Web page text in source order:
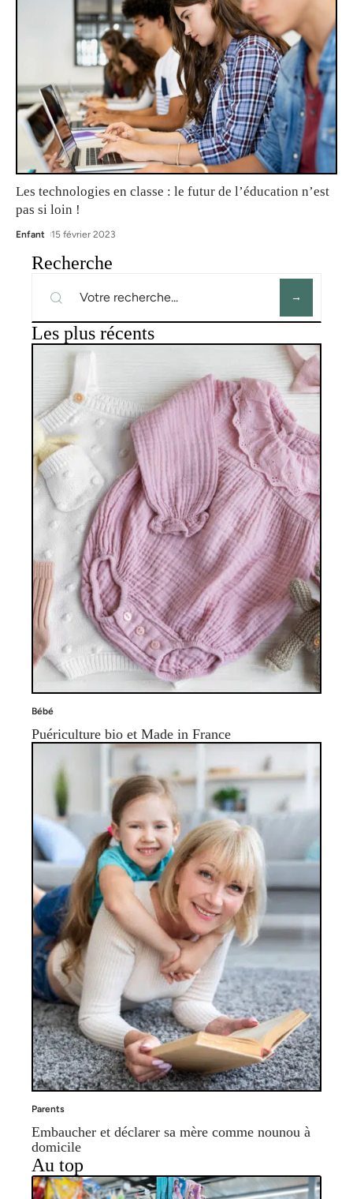
Les technologies en classe : le futur de l’éducation n’est
pas si loin !
Enfant 15 février 2023
Recherche
Les plus récents
Bébé
Puériculture bio et Made in France
Parents
Embaucher et déclarer sa mère comme nounou à
domicile
Au top